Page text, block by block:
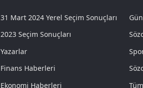
31 Mart 2024 Yerel Seçim Sonuçları
2023 Seçim Sonuçları
Yazarlar
Finans Haberleri
Ekonomi Haberleri